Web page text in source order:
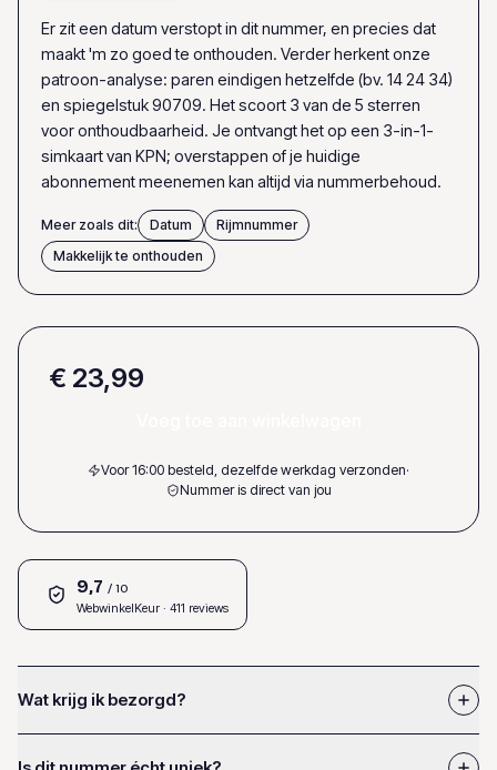
Er zit een datum verstopt in dit nummer, en precies dat
maakt 'm zo goed te onthouden. Verder herkent onze
patroon-analyse: paren eindigen hetzelfde (bv. 14 24 34)
en spiegelstuk 90709. Het scoort 3 van de 5 sterren
voor onthoudbaarheid. Je ontvangt het op een 3-in-1-
simkaart van KPN; overstappen of je huidige
abonnement meenemen kan altijd via nummerbehoud.
Meer zoals dit: Datum
Rijmnummer
Makkelijk te onthouden
€ 23,99
Voor 16:00 besteld, dezelfde werkdag verzonden·
Nummer is direct van jou
9,7 / 10
WebwinkelKeur · 411 reviews
Wat krijg ik bezorgd?